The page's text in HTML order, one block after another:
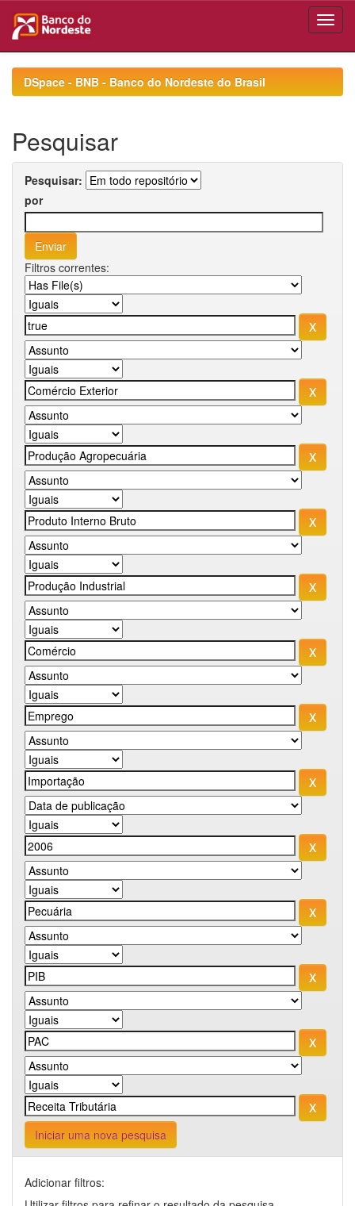
navigationDSpace - BNB - Banco do Nordeste do Brasil
Pesquisar
Pesquisar:
por
Filtros correntes:
Iniciar uma nova pesquisa
Adicionar filtros: